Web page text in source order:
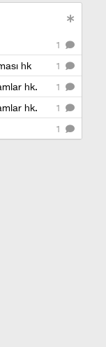
1
1
hk
1
hk.
1
hk.
1